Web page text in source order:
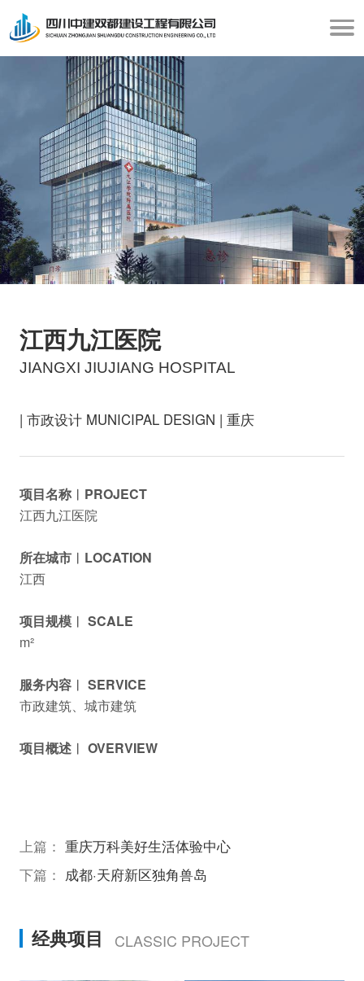
江西九江医院
JIANGXI JIUJIANG HOSPITAL
| 市政设计 MUNICIPAL DESIGN | 重庆
项目名称︱PROJECT
江西九江医院
所在城市︱LOCATION
江西
项目规模︱ SCALE
m²
服务内容︱ SERVICE
市政建筑、城市建筑
项目概述︱ OVERVIEW
上篇： 重庆万科美好生活体验中心
下篇： 成都·天府新区独角兽岛
经典项目 CLASSIC PROJECT